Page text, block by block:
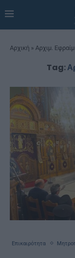
Αρχική » Αρχιμ.
Tag:
Επικαιρότητα